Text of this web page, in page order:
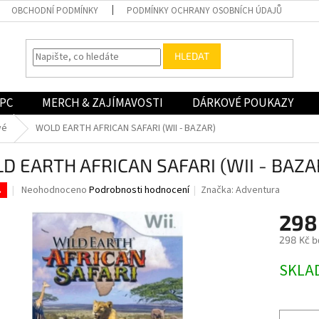
OBCHODNÍ PODMÍNKY PODMÍNKY OCHRANY OSOBNÍCH ÚDAJŮ
HLEDAT
PC MERCH & ZAJÍMAVOSTI DÁRKOVÉ POUKAZY
WOLD EARTH AFRICAN SAFARI (WII - BAZAR)
EARTH AFRICAN SAFARI (WII -
Průměrné
produktu
hvězdiček.
Neohodnoceno Podrobnosti hodnocení Značka:Adventura
298 Kč
cena: